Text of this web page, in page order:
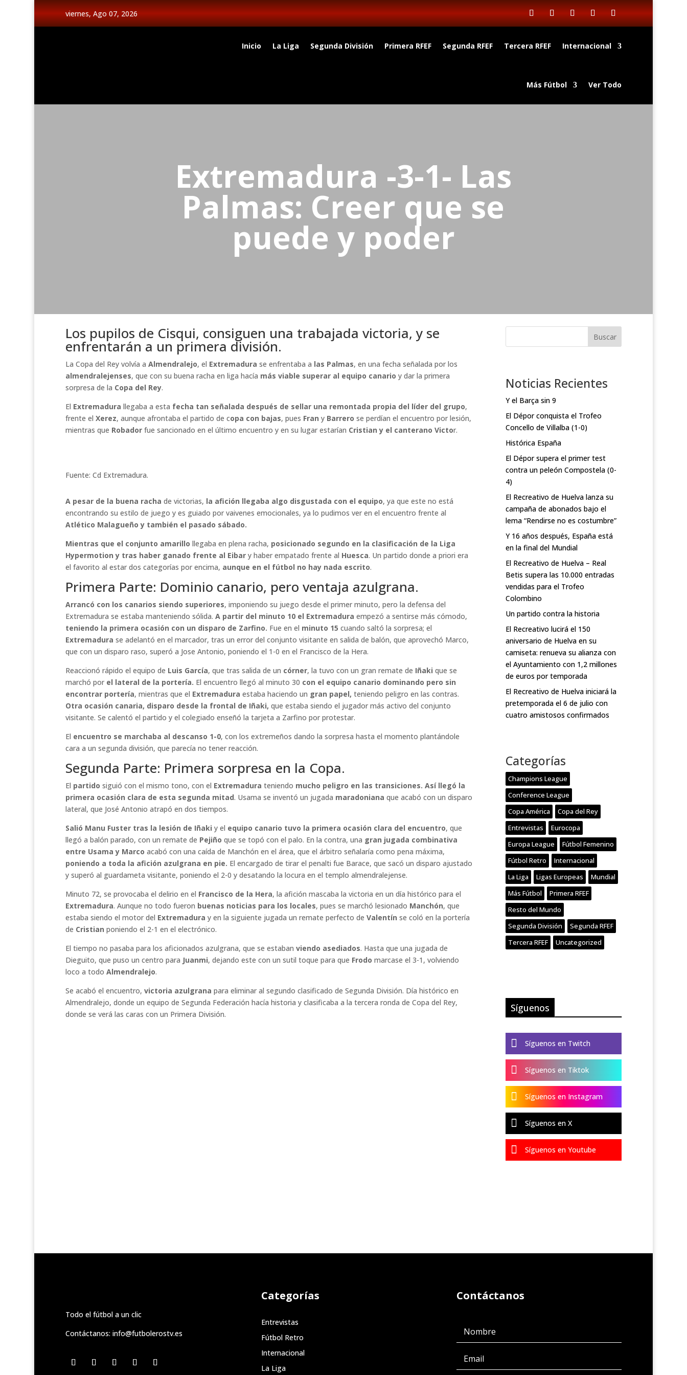
viernes, Ago 07, 2026
Inicio La Liga Segunda División Primera RFEF Segunda RFEF Tercera RFEF Internacional
Más Fútbol Ver Todo
Extremadura -3-1- Las
Palmas: Creer que se
puede y poder
Los pupilos de Cisqui, consiguen una trabajada victoria, y se
enfrentarán a un primera división.
La Copa del Rey volvía aAlmendralejo, el Extremadurase enfrentaba a las Palmas, en una fecha señalada por los
almendralejenses, que con su buena racha en liga hacía más viable superar al equipo canario y dar la primera
sorpresa de la Copa del Rey.
El Extremadurallegaba a esta fecha tan señalada después de sellar una remontada propia del líder del grupo,
frente elXerez, aunque afrontaba el partido de copa con bajas, pues Frany Barrerose perdían el encuentro por lesión,
mientras que Robadorfue sancionado en el último encuentro y en su lugar estarían Cristian y el canterano Victor.
Fuente: Cd Extremadura.
A pesar de la buena rachade victorias, la afición llegaba algo disgustada con el equipo, ya que este no está
encontrando su estilo de juego y es guiado por vaivenes emocionales, ya lo pudimos ver en el encuentro frente al
Atlético Malagueño y también el pasado sábado.
Mientras que el conjunto amarillo llegaba en plena racha, posicionado segundo en la clasificación de la Liga
Hypermotion y tras haber ganado frente al Eibar y haber empatado frente al Huesca. Un partido donde a priori era
el favorito al estar dos categorías por encima, aunque en el fútbol no hay nada escrito.
Primera Parte: Dominio canario, pero ventaja azulgrana.
Arrancó con los canarios siendo superiores, imponiendo su juego desde el primer minuto, pero la defensa del
Extremadura se estaba manteniendo sólida. A partir del minuto 10 el Extremaduraempezó a sentirse más cómodo,
teniendo la primera ocasión con un disparo de Zarfino. Fue en el minuto 15cuando saltó la sorpresa; el
Extremadurase adelantó en el marcador, tras un error del conjunto visitante en salida de balón, que aprovechó Marco,
que con un disparo raso, superó a Jose Antonio, poniendo el 1-0 en el Francisco de la Hera.
Reaccionó rápido el equipo de Luis García, que tras salida de un córner, la tuvo con un gran remate de Iñaki que se
marchó por el lateral de la portería. El encuentro llegó al minuto 30 con el equipo canario dominando pero sin
encontrar portería, mientras que el Extremaduraestaba haciendo un gran papel, teniendo peligro en las contras.
Otra ocasión canaria, disparo desde la frontal de Iñaki, que estaba siendo el jugador más activo del conjunto
visitante. Se calentó el partido y el colegiado enseñó la tarjeta a Zarfino por protestar.
El encuentro se marchaba al descanso 1-0, con los extremeños dando la sorpresa hasta el momento plantándole
cara a un segunda división, que parecía no tener reacción.
Segunda Parte: Primera sorpresa en la Copa.
El partidosiguió con el mismo tono, con el Extremadurateniendo mucho peligro en las transiciones. Así llegó la
primera ocasión clara de esta segunda mitad. Usama se inventó un jugada maradoniana que acabó con un disparo
lateral, que José Antonio atrapó en dos tiempos.
Salió Manu Fuster tras la lesión de Iñaki y el equipo canario tuvo la primera ocasión clara del encuentro, que
llegó a balón parado, con un remate de Pejiñoque se topó con el palo. En la contra, una gran jugada combinativa
entre Usama y Marco acabó con una caída de Manchón en el área, que el árbitro señalaría como pena máxima,
poniendo a toda la afición azulgrana en pie. El encargado de tirar el penalti fue Barace, que sacó un disparo ajustado
y superó al guardameta visitante, poniendo el 2-0 y desatando la locura en el templo almendralejense.
Minuto 72, se provocaba el delirio en el Francisco de la Hera, la afición mascaba la victoria en un día histórico para el
Extremadura. Aunque no todo fueron buenas noticias para los locales, pues se marchó lesionado Manchón, que
estaba siendo el motor del Extremaduray en la siguiente jugada un remate perfecto deValentín se coló en la portería
de Cristian poniendo el 2-1 en el electrónico.
El tiempo no pasaba para los aficionados azulgrana, que se estabanviendo asediados. Hasta que una jugada de
Dieguito, que puso un centro para Juanmi, dejando este con un sutil toque para que Frodomarcase el 3-1, volviendo
loco a todoAlmendralejo.
Se acabó el encuentro,victoria azulgranapara eliminar al segundo clasificado de Segunda División. Día histórico en
Almendralejo, donde un equipo de Segunda Federación hacía historia y clasificaba a la tercera ronda de Copa del Rey,
donde se verá las caras con un Primera División.
Buscar
Noticias Recientes
Y el Barça sin 9
El Dépor conquista el Trofeo
Concello de Villalba (1-0)
Histórica España
El Dépor supera el primer test
contra un peleón Compostela (0-
4)
El Recreativo de Huelva lanza su
campaña de abonados bajo el
lema “Rendirse no es costumbre”
Y 16 años después, España está
en la final del Mundial
El Recreativo de Huelva – Real
Betis supera las 10.000 entradas
vendidas para el Trofeo
Colombino
Un partido contra la historia
El Recreativo lucirá el 150
aniversario de Huelva en su
camiseta: renueva su alianza con
el Ayuntamiento con 1,2 millones
de euros por temporada
El Recreativo de Huelva iniciará la
pretemporada el 6 de julio con
cuatro amistosos confirmados
Categorías
Champions League
Conference League
Copa América
Copa del Rey
Entrevistas
Eurocopa
Europa League
Fútbol Femenino
Fútbol Retro
Internacional
La Liga
Ligas Europeas
Mundial
Más Fútbol
Primera RFEF
Resto del Mundo
Segunda División
Segunda RFEF
Tercera RFEF
Uncategorized
Síguenos
 Síguenos en Twitch
 Síguenos en Tiktok
 Síguenos en Instagram
 Síguenos en X
 Síguenos en Youtube
Todo el fútbol a un clic
Contáctanos: info@futbolerostv.es
Categorías
Entrevistas
Fútbol Retro
Internacional
La Liga
Contáctanos